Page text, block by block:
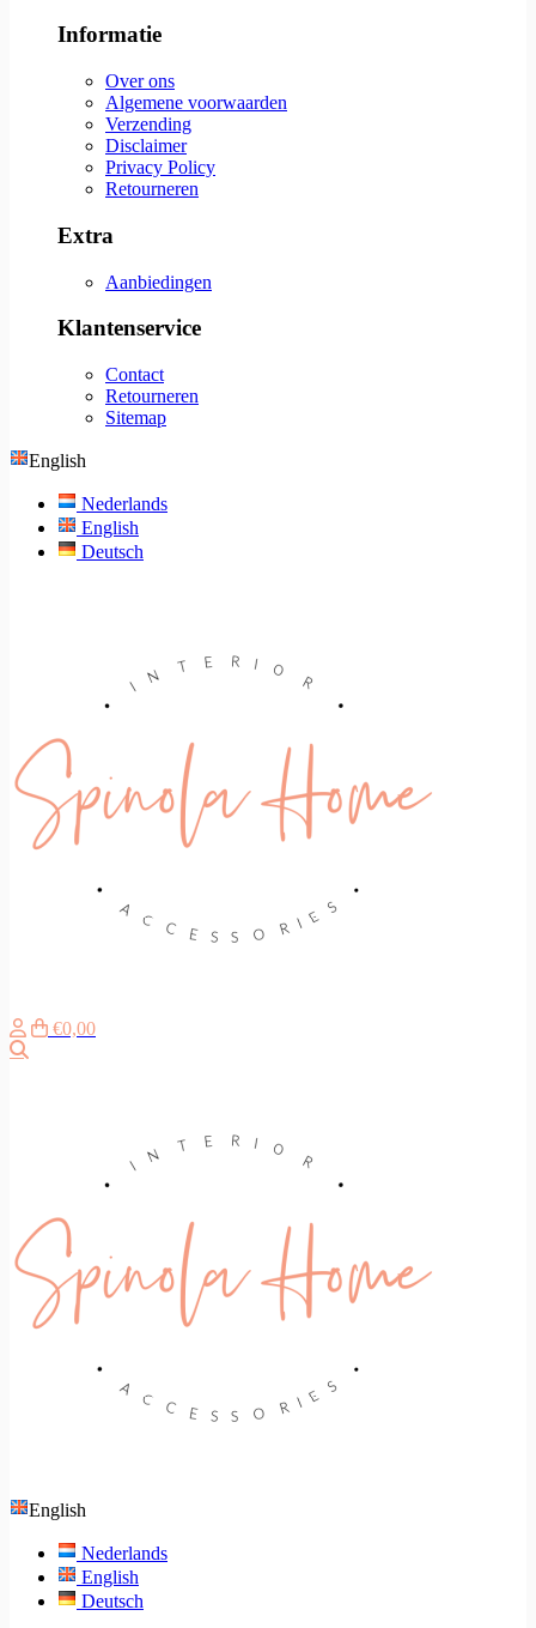
Informatie
Over ons
Algemene voorwaarden
Verzending
Disclaimer
Privacy Policy
Retourneren
Extra
Aanbiedingen
Klantenservice
Contact
Retourneren
Sitemap
English
Nederlands
English
Deutsch
€0,00
English
Nederlands
English
Deutsch